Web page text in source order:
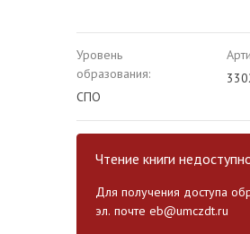
Уровень
образования:
СПО
Чтение книги
Для получения доступа
эл. почте eb@umczdt.ru